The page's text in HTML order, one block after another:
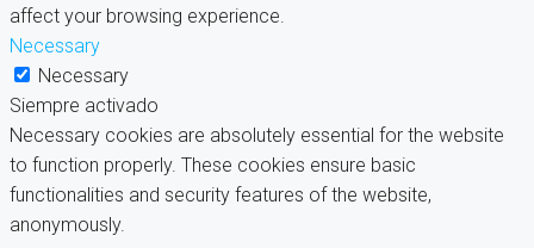
affect your browsing experience.
Necessary
Necessary
Siempre activado
Necessary cookies are absolutely essential for the website
to function properly. These cookies ensure basic
functionalities and security features of the website,
anonymously.